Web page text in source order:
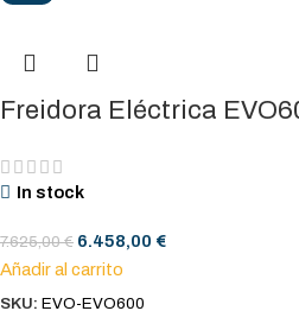
Freidora Eléctrica
In stock
7.625,00€ 6.458,00 €
Añadir al carrito
SKU: EVO-EVO600